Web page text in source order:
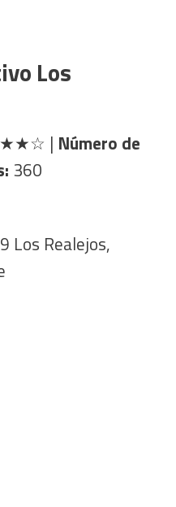
Los
| Número de
360
Los Realejos,